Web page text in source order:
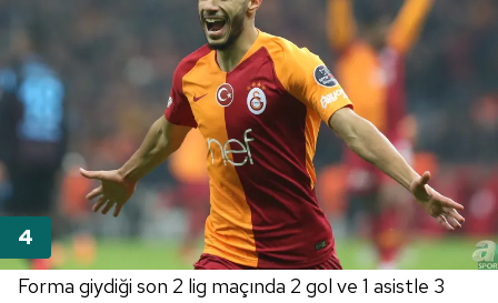
Forma giydiği son 2 lig maçında 2 gol ve 1 asistle 3